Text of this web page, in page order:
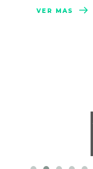
VER MÁS